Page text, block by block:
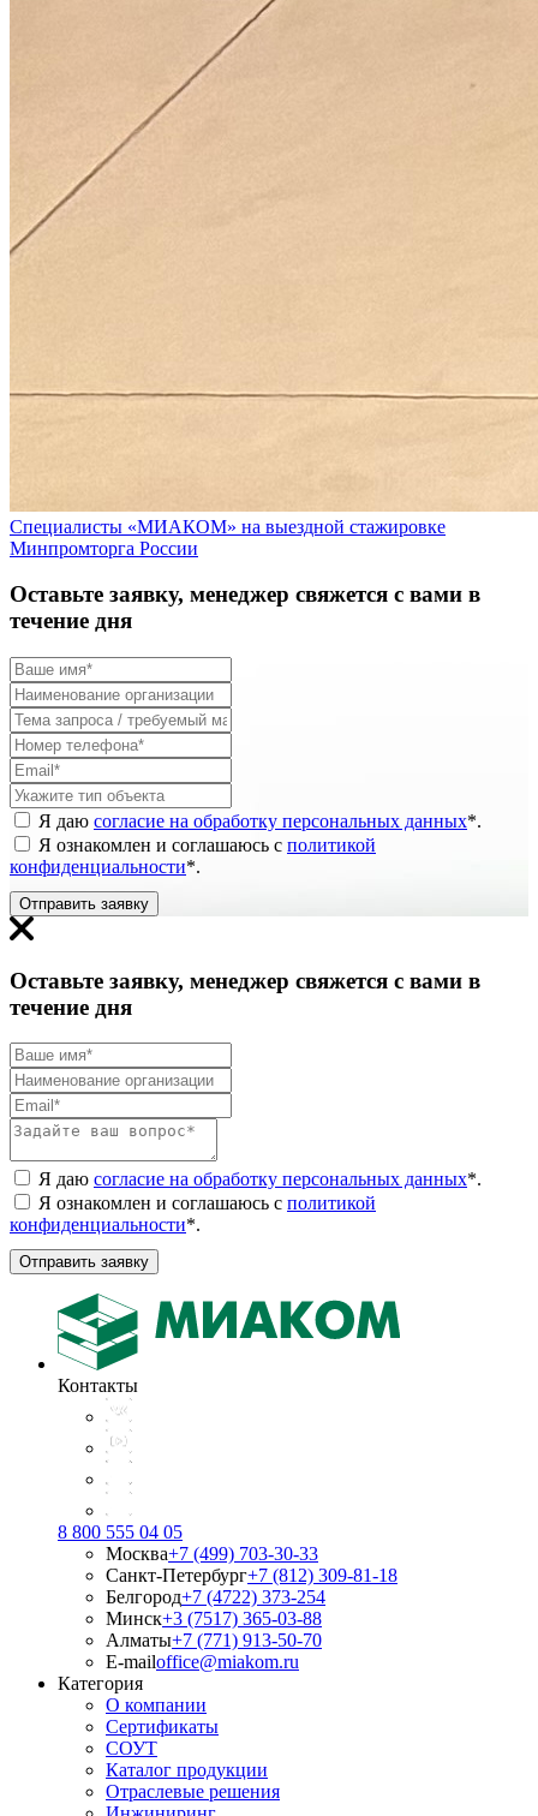
Специалисты «МИАКОМ» на выездной стажировке
Минпромторга России
Оставьте заявку, менеджер свяжется с вами в
течение дня
Я даю согласие на обработку персональных данных*.
Я ознакомлен и соглашаюсь с политикой
конфиденциальности*.
Отправить заявку
Оставьте заявку, менеджер свяжется с вами в
течение дня
Я даю согласие на обработку персональных данных*.
Я ознакомлен и соглашаюсь с политикой
конфиденциальности*.
Отправить заявку
Контакты
8 800 555 04 05
Москва+7 (499) 703-30-33
Санкт-Петербург+7 (812) 309-81-18
Белгород+7 (4722) 373-254
Минск+3 (7517) 365-03-88
Алматы+7 (771) 913-50-70
E-mailoffice@miakom.ru
Категория
О компании
Сертификаты
СОУТ
Каталог продукции
Отраслевые решения